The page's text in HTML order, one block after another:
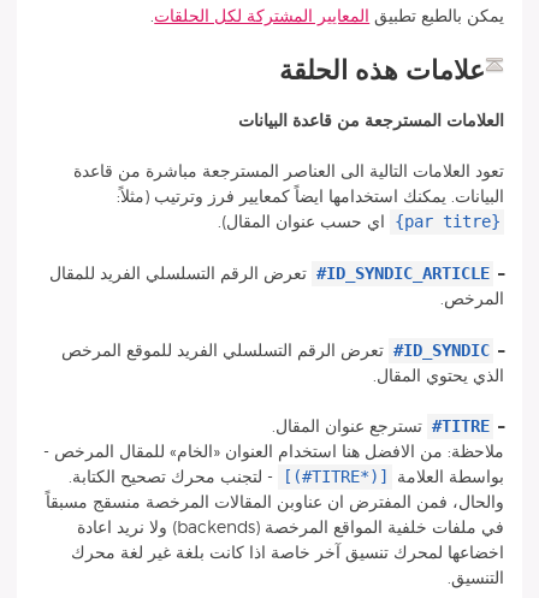
يمكن بالطبع تطبيق المعايير المشتركة لكل الحلقات
علامات هذه الحلقة
العلامات المسترجعة من قاعدة البيانات
تعود العلامات التالية الى العناصر المسترجعة مباشرة من قاعدة
البيانات. يمكنك استخدامها ايضاً كمعايير فرز وترتيب (مثلاً:
{par titre} اي حسب عنوان المقال).
–
#ID_SYNDIC_ARTICLE تعرض الرقم التسلسلي الفريد للمقال
المرخص.
–
#ID_SYNDIC تعرض الرقم التسلسلي الفريد للموقع المرخص
الذي يحتوي المقال.
–
#TITRE تسترجع عنوان المقال.
ملاحظة: من الافضل هنا استخدام العنوان «الخام» للمقال المرخص -
بواسطة العلامة
[(#TITRE*)]
- لتجنب محرك تصحيح الكتابة.
والحال، فمن المفترض ان عناوبن المقالات المرخصة منسقج مسبقاً
في ملفات خلفية المواقع المرخصة (backends) ولا نريد اعادة
اخضاعها لمحرك تنسيق آخر خاصة اذا كانت بلغة غير لغة محرك
التنسيق.